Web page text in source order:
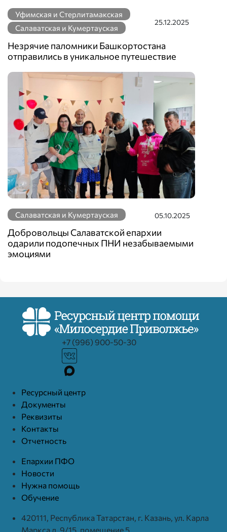
Уфимская и Стерлитамакская
Салаватская и Кумертауская
25.12.2025
Незрячие паломники Башкортостана
отправились в уникальное путешествие
Салаватская и Кумертауская 05.10.2025
Добровольцы Салаватской епархии
одарили подопечных ПНИ незабываемыми
эмоциями
+7 (996) 900-50-30
Ресурcный центр
Документы
Реквизиты
Контакты
Отчетность
Епархии ПФО
Новости
Нужна помощь
Обучение
420111, Республика Татарстан, г. Казань, ул. Карла
Маркса д. 9/15, помещение 5